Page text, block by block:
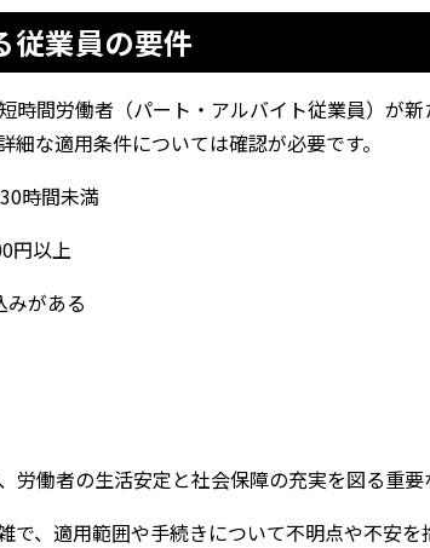
従業員の要件
時間労働者（パート・アルバイト従業員）が
細な適用条件については確認が必要です。
時間未満
円以上
みがある
労働者の生活安定と社会保障の充実を図る重要
で、適用範囲や手続きについて不明点や不安